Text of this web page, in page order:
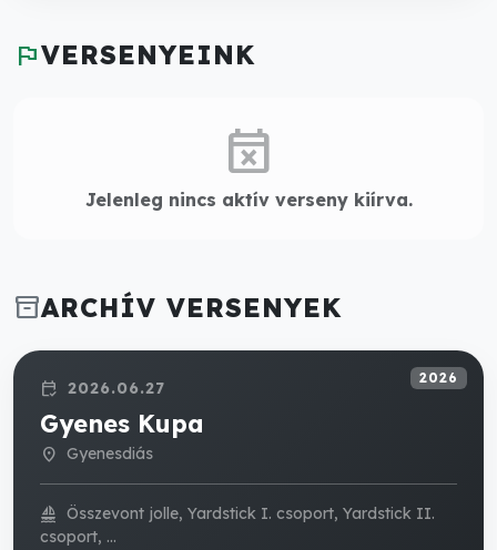
flagVERSENYEINK
event_busy
Jelenleg nincs aktív verseny kiírva.
inventory_2ARCHÍV VERSENYEK
2026
calendar_check 2026.06.27
Gyenes Kupa
location_on Gyenesdiás
sailing Összevont jolle, Yardstick I. csoport, Yardstick II.
csoport, ...